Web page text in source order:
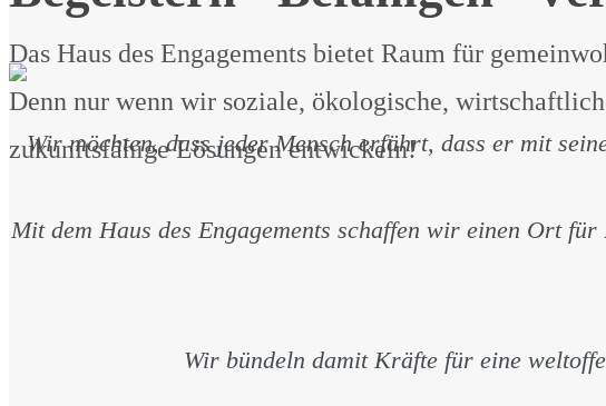
Das Haus des Engagements bietet Raum für
Denn nur wenn wir soziale, ökologische,
zukunftsfähige Lösungen entwickeln!
Wir möchten, dass jeder Mensch erfährt, dass er mit
Mit dem Haus des Engagements schaffen wir einen Ort
Wir bündeln damit Kräfte für eine